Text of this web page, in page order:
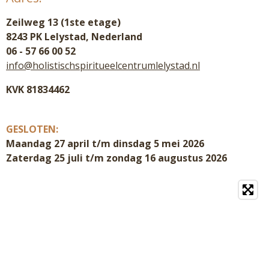
Zeilweg 13 (1ste etage)
8243 PK Lelystad, Nederland
06 - 57 66 00 52
info@holistischspiritueelcentrumlelystad.nl
KVK 81834462
GESLOTEN:
Maandag 27 april t/m dinsdag 5 mei 2026
Zaterdag 25 juli t/m zondag 16 augustus 2026